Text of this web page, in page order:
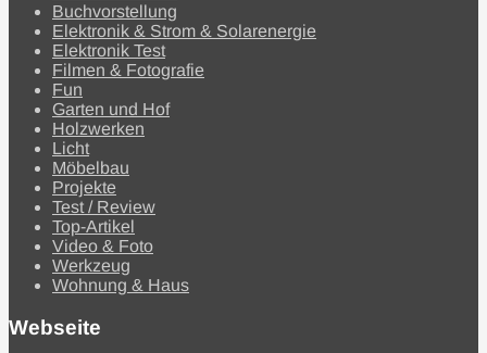
Buchvorstellung
Elektronik & Strom & Solarenergie
Elektronik Test
Filmen & Fotografie
Fun
Garten und Hof
Holzwerken
Licht
Möbelbau
Projekte
Test / Review
Top-Artikel
Video & Foto
Werkzeug
Wohnung & Haus
Webseite